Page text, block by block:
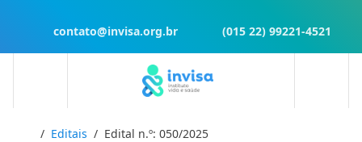
contato@invisa.org.br (015 22) 99221-4521
InícioEditais Edital n.º: 050/2025